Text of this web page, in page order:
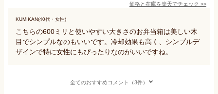
価格と在庫を楽天でチェック >>
KUMIKAN(40代・女性)
こちらの600ミリと使いやすい大きさのお弁当箱は美しい木
目でシンプルなのもいいです。冷却効果も高く、シンプルデ
ザインで特に女性にもぴったりなのがいいですね。
全てのおすすめコメント（3件）